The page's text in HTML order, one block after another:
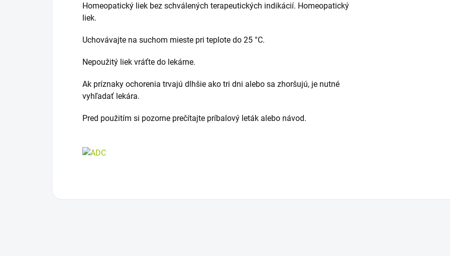
Homeopatický liek bez schválených terapeutických indikácií. Homeopatický
liek.
Uchovávajte na suchom mieste pri teplote do 25 °C.
Nepoužitý liek vráťte do lekárne.
Ak príznaky ochorenia trvajú dlhšie ako tri dni alebo sa zhoršujú, je nutné
vyhľadať lekára.
Pred použitím si pozorne prečítajte príbalový leták alebo návod.